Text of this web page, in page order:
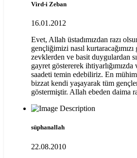
Vird-i Zeban
16.01.2012
Evet, Allah üstadımızdan razı
gençliğimizi nasıl
zevklerden ve basit duygulardan
gayret göstererek ihtiyarlığımızda
saadeti temin edebiliriz. En
bizzat kendi yaşayarak tüm
göstermiştir. Allah ebeden daima
süphanallah
22.08.2010